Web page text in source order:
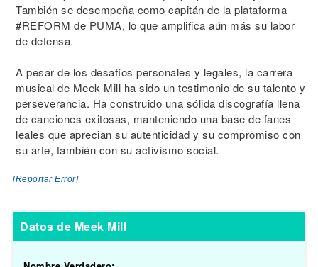
También se desempeña como capitán de la plataforma
#REFORM de PUMA, lo que amplifica aún más su labor
de defensa.
A pesar de los desafíos personales y legales, la carrera
musical de Meek Mill ha sido un testimonio de su talento y
perseverancia. Ha construido una sólida discografía llena
de canciones exitosas, manteniendo una base de fanes
leales que aprecian su autenticidad y su compromiso con
su arte, también con su activismo social.
[Reportar Error]
Datos de Meek Mill